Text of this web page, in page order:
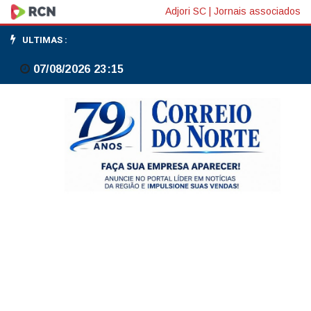
Ouro
fecha
em
Adjori SC Jornais associados
ULTIMAS :
07/08/2026 23:15